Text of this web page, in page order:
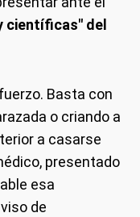
científicas" del
Basta con
o criando a
a casarse
presentado
esa
de